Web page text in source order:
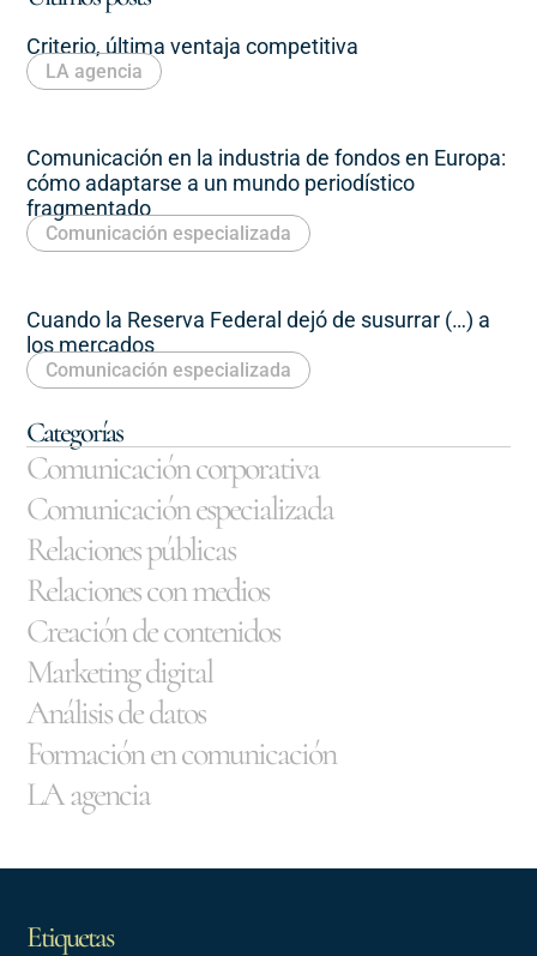
Criterio, última ventaja competitiva
LA agencia
Comunicación en la industria de fondos en Europa:
cómo adaptarse a un mundo periodístico
fragmentado
Comunicación especializada
Cuando la Reserva Federal dejó de susurrar (…) a
los mercados
Comunicación especializada
Categorías
Comunicación corporativa
Comunicación especializada
Relaciones públicas
Relaciones con medios
Creación de contenidos
Marketing digital
Análisis de datos
Formación en comunicación
LA agencia
Etiquetas